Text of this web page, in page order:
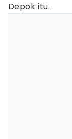
Depok itu.